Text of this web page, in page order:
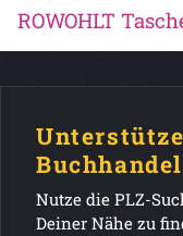
ROWOHLT
Buchhandel
Nutze die PLZ-
Deiner Nähe zu